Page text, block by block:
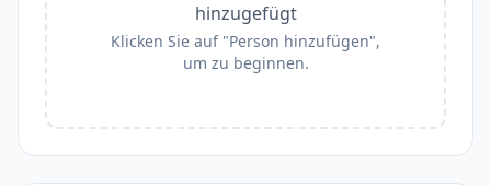
hinzugefügt
Klicken Sie auf "Person hinzufügen",
um zu beginnen.